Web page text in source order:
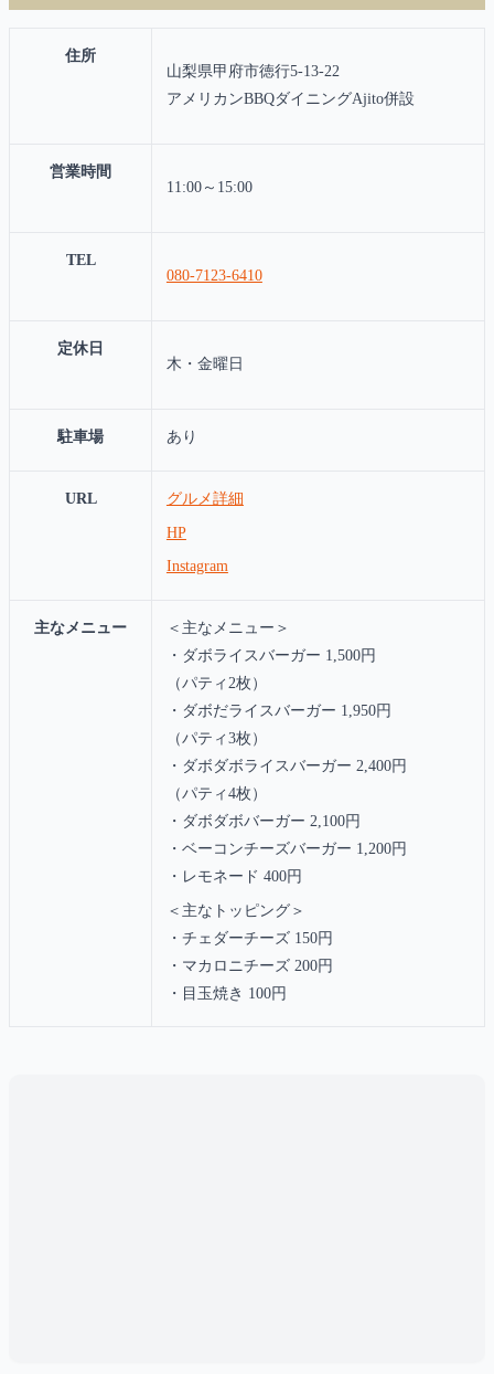
住所
山梨県甲府市徳行5-13-22
アメリカンBBQダイニングAjito併設
営業時間
11:00～15:00
TEL
080-7123-6410
定休日
木・金曜日
駐車場 あり
URL グルメ詳細
HP
Instagram
主なメニュー
＜主なメニュー＞
・ダボライスバーガー 1,500円
（パティ2枚）
・ダボだライスバーガー 1,950円
（パティ3枚）
・ダボダボライスバーガー 2,400円
（パティ4枚）
・ダボダボバーガー 2,100円
・ベーコンチーズバーガー 1,200円
・レモネード 400円
＜主なトッピング＞
・チェダーチーズ 150円
・マカロニチーズ 200円
・目玉焼き 100円